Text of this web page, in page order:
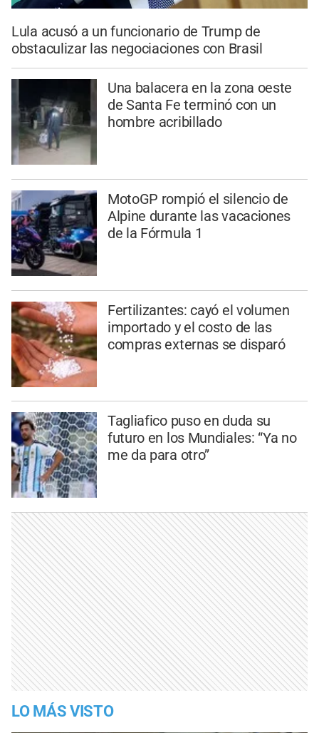
Lula acusó a un funcionario de Trump de
obstaculizar las negociaciones con Brasil
Una balacera en la zona oeste
de Santa Fe terminó con un
hombre acribillado
MotoGP rompió el silencio de
Alpine durante las vacaciones
de la Fórmula 1
Fertilizantes: cayó el volumen
importado y el costo de las
compras externas se disparó
Tagliafico puso en duda su
futuro en los Mundiales: “Ya no
me da para otro”
LO MÁS VISTO